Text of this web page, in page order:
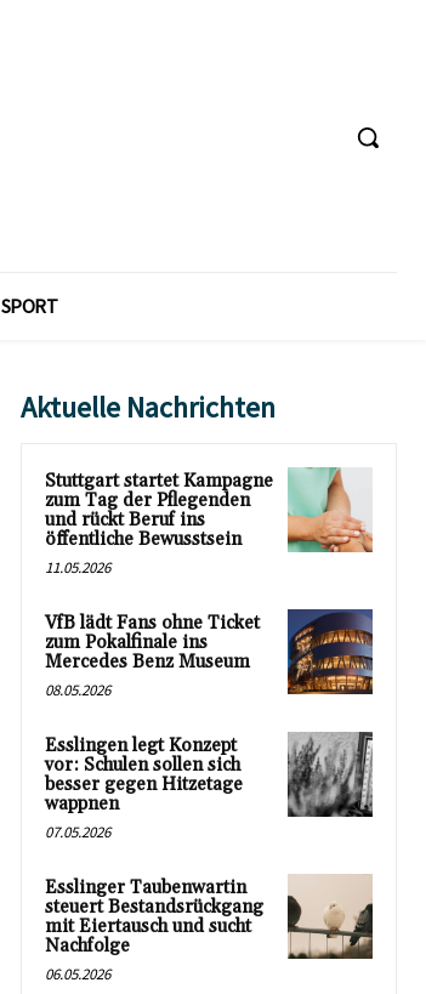
SPORT
Aktuelle Nachrichten
Stuttgart startet Kampagne
zum Tag der Pflegenden
und rückt Beruf ins
öffentliche Bewusstsein
11.05.2026
VfB lädt Fans ohne Ticket
zum Pokalfinale ins
Mercedes Benz Museum
08.05.2026
Esslingen legt Konzept
vor: Schulen sollen sich
besser gegen Hitzetage
wappnen
07.05.2026
Esslinger Taubenwartin
steuert Bestandsrückgang
mit Eiertausch und sucht
Nachfolge
06.05.2026